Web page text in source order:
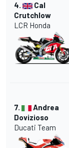
4.
Cal
Crutchlow
LCR Honda
7.
Andrea
Dovizioso
Ducati Team